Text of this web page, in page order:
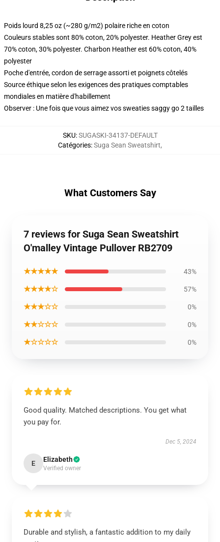
Poids lourd 8,25 oz (~280 g/m2) polaire riche en coton
Couleurs stables sont 80% coton, 20% polyester. Heather Grey est
70% coton, 30% polyester. Charbon Heather est 60% coton, 40%
polyester
Poche d'entrée, cordon de serrage assorti et poignets côtelés
Source éthique selon les exigences des pratiques comptables
mondiales en matière d'habillement
Observer : Une fois que vous aimez vos sweaties saggy go 2 tailles
SKU:SUGASKI-34137-DEFAULT
Catégories:Suga Sean Sweatshirt,
What Customers Say
7 reviews for Suga Sean Sweatshirt
O'malley Vintage Pullover RB2709
★★★★★ 43%
★★★★☆ 57%
★★★☆☆ 0%
★★☆☆☆ 0%
★☆☆☆☆ 0%
Good quality. Matched descriptions. You get what
you pay for.
Dec 5, 2024
E Elizabeth
Verified owner
Durable and stylish, a fantastic addition to my daily